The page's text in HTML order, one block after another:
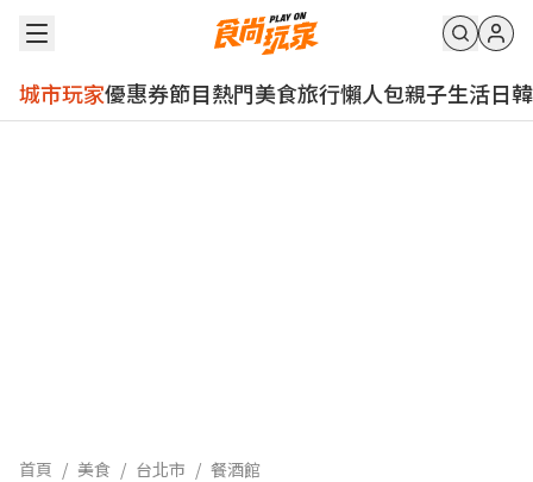
城市玩家優惠券節目熱門美食旅行懶人包親子生活日韓
首頁 / 美食 / 台北市 / 餐酒館